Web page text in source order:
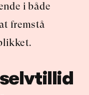
i både
fremstå